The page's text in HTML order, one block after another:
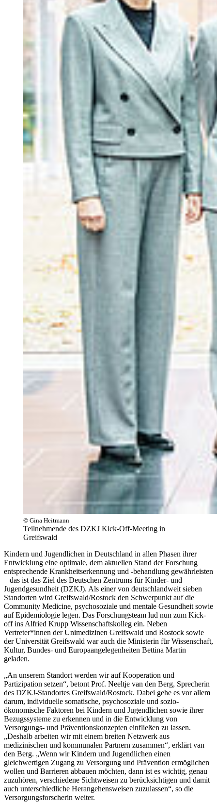
© Gina Heitmann
Teilnehmende des DZKJ Kick-Off-Meeting in
Greifswald
Kindern und Jugendlichen in Deutschland in allen Phasen ihrer
Entwicklung eine optimale, dem aktuellen Stand der Forschung
entsprechende Krankheitserkennung und -behandlung gewährleisten
– das ist das Ziel des Deutschen Zentrums für Kinder- und
Jugendgesundheit (DZKJ). Als einer von deutschlandweit sieben
Standorten wird Greifswald/Rostock den Schwerpunkt auf die
Community Medicine, psychosoziale und mentale Gesundheit sowie
auf Epidemiologie legen. Das Forschungsteam lud nun zum Kick-
off ins Alfried Krupp Wissenschaftskolleg ein. Neben
Vertreter*innen der Unimedizinen Greifswald und Rostock sowie
der Universität Greifswald war auch die Ministerin für Wissenschaft,
Kultur, Bundes- und Europaangelegenheiten Bettina Martin
geladen.
„An unserem Standort werden wir auf Kooperation und
Partizipation setzen“, betont Prof. Neeltje van den Berg, Sprecherin
des DZKJ-Standortes Greifswald/Rostock. Dabei gehe es vor allem
darum, individuelle somatische, psychosoziale und sozio-
ökonomische Faktoren bei Kindern und Jugendlichen sowie ihrer
Bezugssysteme zu erkennen und in die Entwicklung von
Versorgungs- und Präventionskonzepten einfließen zu lassen.
„Deshalb arbeiten wir mit einem breiten Netzwerk aus
medizinischen und kommunalen Partnern zusammen“, erklärt van
den Berg. „Wenn wir Kindern und Jugendlichen einen
gleichwertigen Zugang zu Versorgung und Prävention ermöglichen
wollen und Barrieren abbauen möchten, dann ist es wichtig, genau
zuzuhören, verschiedene Sichtweisen zu berücksichtigen und damit
auch unterschiedliche Herangehensweisen zuzulassen“, so die
Versorgungsforscherin weiter.